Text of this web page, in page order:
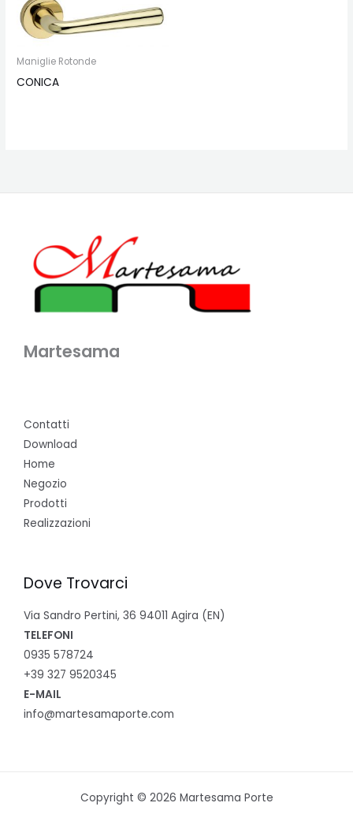
Maniglie Rotonde
CONICA
Martesama
Contatti
Download
Home
Negozio
Prodotti
Realizzazioni
Dove Trovarci
Via Sandro Pertini, 36 94011 Agira (EN)
TELEFONI
0935 578724
+39 327 9520345
E-MAIL
info@martesamaporte.com
Copyright © 2026 Martesama Porte